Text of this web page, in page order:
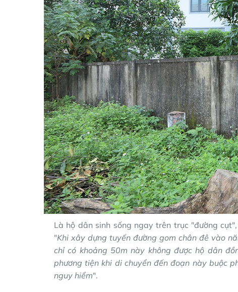
Là hộ dân sinh sống ngay trên trục "đường
"Khi xây dựng tuyến đường gom chân đê vào
chỉ có khoảng 50m này không được hộ dân
phương tiện khi di chuyển đến đoạn này buộc
nguy hiểm".